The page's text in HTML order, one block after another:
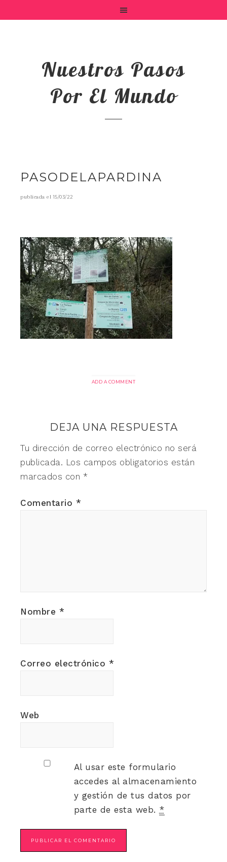
Nuestros Pasos
Por El Mundo
PASODELAPARDINA
publicada el15/03/22
ADD A COMMENT
DEJA UNA RESPUESTA
Tu dirección de correo electrónico no será
publicada. Los campos obligatorios están
marcados con *
Comentario *
Nombre *
Correo electrónico *
Web
Al usar este formulario
accedes al almacenamiento
y gestión de tus datos por
parte de esta web. *